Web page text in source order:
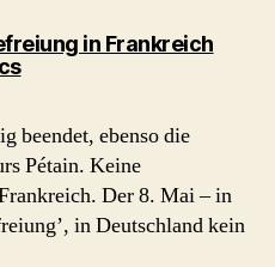
in Frankreich
sagt:
beendet, ebenso die
Pétain. Keine
Der 8. Mai – in
in Deutschland kein